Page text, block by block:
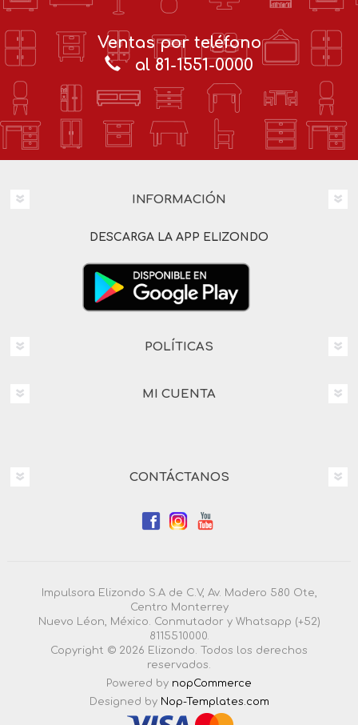
Ventas por teléfono
al 81-1551-0000
INFORMACIÓN
DESCARGA LA APP ELIZONDO
POLÍTICAS
MI CUENTA
CONTÁCTANOS
Impulsora Elizondo S.A de C.V, Av. Madero 580 Ote,
Centro Monterrey
Nuevo Léon, México. Conmutador y Whatsapp (+52)
8115510000.
Copyright © 2026 Elizondo. Todos los derechos
reservados.
Powered by nopCommerce
Designed by Nop-Templates.com